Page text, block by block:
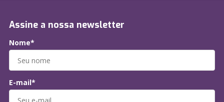
Assine a nossa newsletter
Nome*
E-mail*